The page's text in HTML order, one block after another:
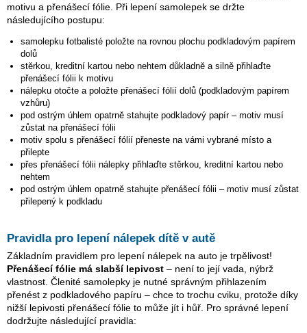
motivu a přenášecí fólie. Při lepení samolepek se držte
následujícího postupu:
samolepku fotbalisté položte na rovnou plochu podkladovým papírem
dolů
stěrkou, kreditní kartou nebo nehtem důkladně a silně přihlaďte
přenášecí fólii k motivu
nálepku otočte a položte přenášecí fólií dolů (podkladovým papírem
vzhůru)
pod ostrým úhlem opatrně stahujte podkladový papír – motiv musí
zůstat na přenášecí fólii
motiv spolu s přenášecí fólií přeneste na vámi vybrané místo a
přilepte
přes přenášecí fólii nálepky přihlaďte stěrkou, kreditní kartou nebo
nehtem
pod ostrým úhlem opatrně stahujte přenášecí fólii – motiv musí zůstat
přilepený k podkladu
Pravidla pro lepení nálepek dítě v autě
Základním pravidlem pro lepení nálepek na auto je trpělivost!
Přenášecí fólie má slabší lepivost – není to její vada, nýbrž
vlastnost. Členité samolepky je nutné správným přihlazením
přenést z podkladového papíru – chce to trochu cviku, protože díky
nižší lepivosti přenášecí fólie to může jít i hůř. Pro správné lepení
dodržujte následující pravidla: